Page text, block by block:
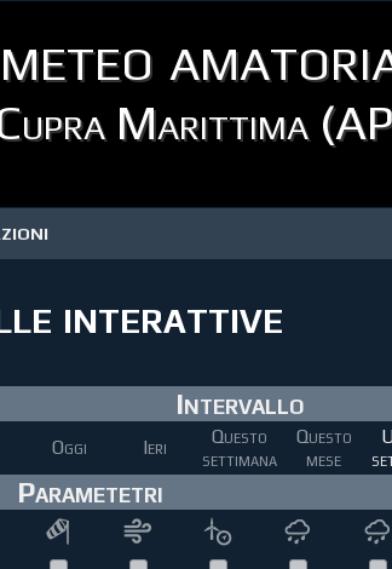
Marittima
interattive
Intervallo
Oggi Ieri
Questo
settimana
Questo
mese
Parametetri